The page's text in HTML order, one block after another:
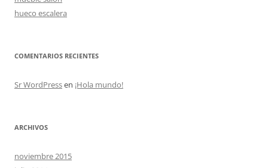
hueco escalera
COMENTARIOS RECIENTES
Sr WordPressen ¡Hola mundo!
ARCHIVOS
noviembre 2015